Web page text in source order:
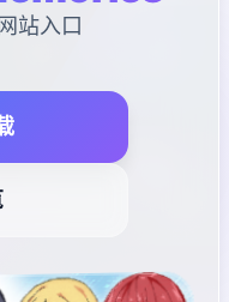
站入口